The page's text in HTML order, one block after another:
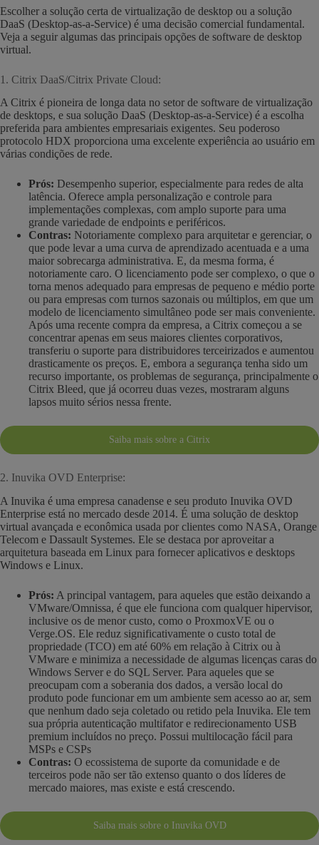
Escolher a solução certa de virtualização de desktop ou a solução
DaaS (Desktop-as-a-Service) é uma decisão comercial fundamental.
Veja a seguir algumas das principais opções de software de desktop
virtual.
1. Citrix DaaS/Citrix Private Cloud:
A Citrix é pioneira de longa data no setor de software de virtualização
de desktops, e sua solução DaaS (Desktop-as-a-Service) é a escolha
preferida para ambientes empresariais exigentes. Seu poderoso
protocolo HDX proporciona uma excelente experiência ao usuário em
várias condições de rede.
Prós: Desempenho superior, especialmente para redes de alta
latência. Oferece ampla personalização e controle para
implementações complexas, com amplo suporte para uma
grande variedade de endpoints e periféricos.
Contras: Notoriamente complexo para arquitetar e gerenciar, o
que pode levar a uma curva de aprendizado acentuada e a uma
maior sobrecarga administrativa. E, da mesma forma, é
notoriamente caro. O licenciamento pode ser complexo, o que o
torna menos adequado para empresas de pequeno e médio porte
ou para empresas com turnos sazonais ou múltiplos, em que um
modelo de licenciamento simultâneo pode ser mais conveniente.
Após uma recente compra da empresa, a Citrix começou a se
concentrar apenas em seus maiores clientes corporativos,
transferiu o suporte para distribuidores terceirizados e aumentou
drasticamente os preços. E, embora a segurança tenha sido um
recurso importante, os problemas de segurança, principalmente o
Citrix Bleed, que já ocorreu duas vezes, mostraram alguns
lapsos muito sérios nessa frente.
Saiba mais sobre a Citrix
2. Inuvika OVD Enterprise:
A Inuvika é uma empresa canadense e seu produto Inuvika OVD
Enterprise está no mercado desde 2014. É uma solução de desktop
virtual avançada e econômica usada por clientes como NASA, Orange
Telecom e Dassault Systemes. Ele se destaca por aproveitar a
arquitetura baseada em Linux para fornecer aplicativos e desktops
Windows e Linux.
Prós: A principal vantagem, para aqueles que estão deixando a
VMware/Omnissa, é que ele funciona com qualquer hipervisor,
inclusive os de menor custo, como o ProxmoxVE ou o
Verge.OS. Ele reduz significativamente o custo total de
propriedade (TCO) em até 60% em relação à Citrix ou à
VMware e minimiza a necessidade de algumas licenças caras do
Windows Server e do SQL Server. Para aqueles que se
preocupam com a soberania dos dados, a versão local do
produto pode funcionar em um ambiente sem acesso ao ar, sem
que nenhum dado seja coletado ou retido pela Inuvika. Ele tem
sua própria autenticação multifator e redirecionamento USB
premium incluídos no preço. Possui multilocação fácil para
MSPs e CSPs
Contras: O ecossistema de suporte da comunidade e de
terceiros pode não ser tão extenso quanto o dos líderes de
mercado maiores, mas existe e está crescendo.
Saiba mais sobre o Inuvika OVD